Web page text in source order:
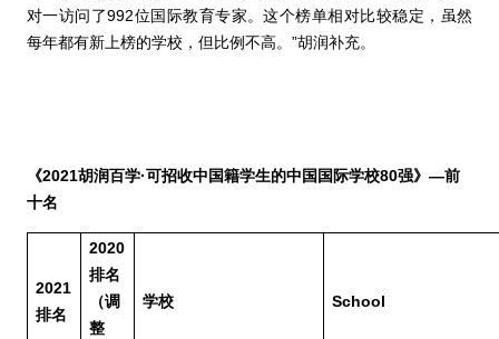
对一访问了992位国际教育专家。这个榜单相对比较稳定，虽然
每年都有新上榜的学校，但比例不高。”胡润补充。
《2021胡润百学·可招收中国籍学生的中国国际学校80强》 —前
十名
2021
排名
2020
排名
（调
整
学校 School